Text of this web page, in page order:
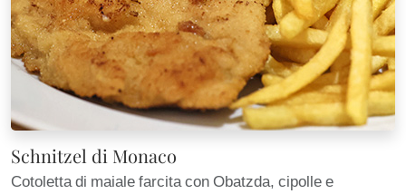
Schnitzel di Monaco
Cotoletta di maiale farcita con Obatzda, cipolle e